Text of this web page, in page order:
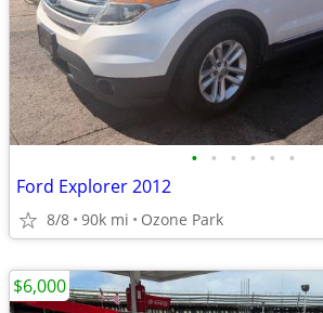
• • • • • •
Ford Explorer 2012
8/8 90k mi Ozone Park
$6,000